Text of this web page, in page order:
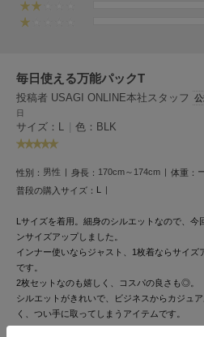
FURFUR
ファーファー
gelato pique
ジェラート ピケ
GELATO PIQUE CAT&DOG
ジェラート ピケ キャットアンドドッグ
gelato pique Sleep
ジェラート ピケ スリープ
GRAMICCI
グラミチ
Henon.
へノン
毎日使える万能パックT
投稿者 USAGI ONLINE本社スタッフ
日
サイズ：L | 色：BLK
性別： 男性 身長： 170cm～174cm 体重：
普段の購入サイズ： L
Lサイズを着用。細身のシルエットなので、今
ンサイズアップしました。
インナー使いならジャスト、1枚着ならサイズ
です。
2枚セットなのも嬉しく、コスパの良さも◎。
シルエットがきれいで、ビジネスからカジュ
く、つい手に取ってしまうアイテムです。